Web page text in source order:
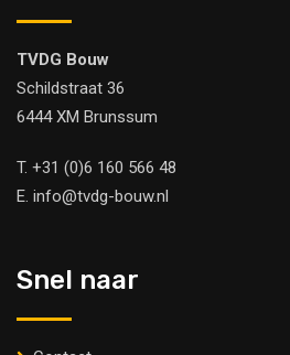
TVDG Bouw
Schildstraat 36
6444 XM Brunssum
T. +31 (0)6 160 566 48
E. info@tvdg-bouw.nl
Snel naar